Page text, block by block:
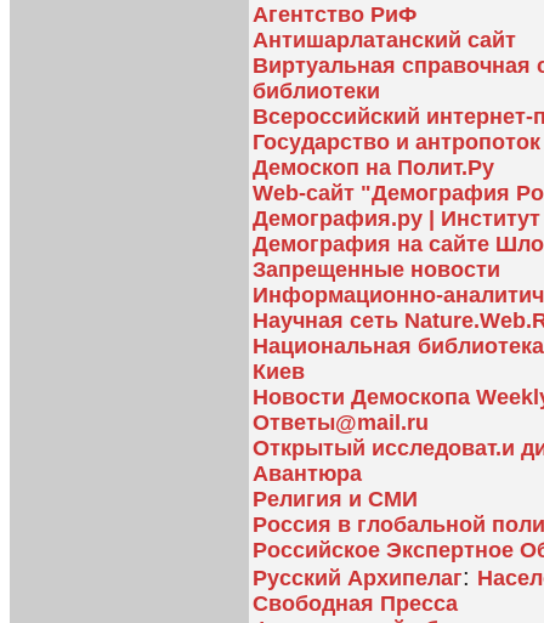
Агентство РиФ
Антишарлатанский сайт
Виртуальная справочная
библиотеки
Всероссийский интернет-
Государство и антропоток
Демоскоп на Полит.Ру
Web-сайт "Демография
Демография.ру |
Демография на сайте
Запрещенные новости
Информационно-
Научная сеть
Национальная
Киев
Новости Демоскопа
Ответы@mail.ru
Открытый исследоват.и
Авантюра
Религия и СМИ
Россия в глобальной
Российское Экспертное
Русский Архипелаг:
Свободная Пресса